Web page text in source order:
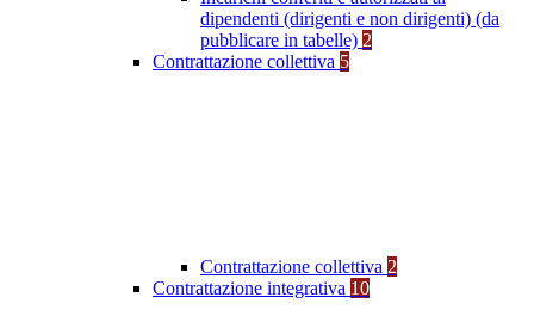
dipendenti (dirigenti e non dirigenti) (da
pubblicare in tabelle) 2
Contrattazione collettiva 5
Contrattazione collettiva 2
Contrattazione integrativa 10